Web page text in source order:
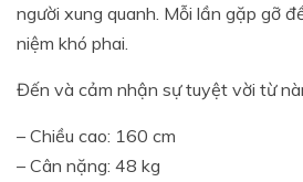
người xung quanh. Mỗi lần gặp gỡ
niệm khó phai.
Đến và cảm nhận sự tuyệt vời từ
– Chiều cao: 160 cm
– Cân nặng: 48 kg